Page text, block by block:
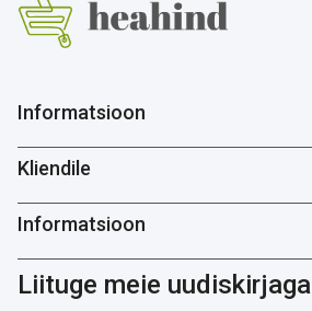
Informatsioon
Kliendile
Informatsioon
Liituge meie uudiskirjaga